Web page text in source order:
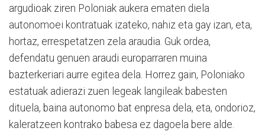
argudioak ziren Poloniak aukera ematen diela
autonomoei kontratuak izateko, nahiz eta gay izan, eta,
hortaz, errespetatzen zela araudia. Guk ordea,
defendatu genuen araudi europarraren muina
bazterkeriari aurre egitea dela. Horrez gain, Poloniako
estatuak adierazi zuen legeak langileak babesten
dituela, baina autonomo bat enpresa dela, eta, ondorioz,
kaleratzeen kontrako babesa ez dagoela bere alde.